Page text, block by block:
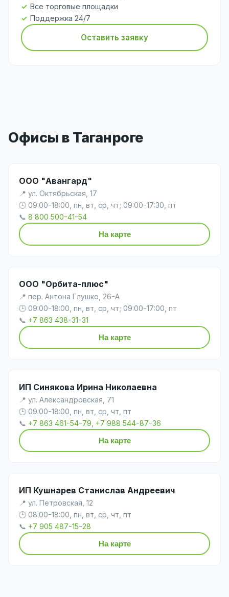
Все торговые площадки
Поддержка 24/7
Оставить заявку
Офисы в Таганроге
ООО "Авангард"
📍 ул. Октябрьская, 17
🕒 09:00-18:00, пн, вт, ср, чт; 09:00-17:30, пт
📞 8 800 500-41-54
На карте
ООО "Орбита-плюс"
📍 пер. Антона Глушко, 26-А
🕒 09:00-18:00, пн, вт, ср, чт; 09:00-17:00, пт
📞 +7 863 438-31-31
На карте
ИП Синякова Ирина Николаевна
📍 ул. Александровская, 71
🕒 09:00-18:00, пн, вт, ср, чт, пт
📞 +7 863 461-54-79, +7 988 544-87-36
На карте
ИП Кушнарев Станислав Андреевич
📍 ул. Петровская, 12
🕒 08:00-18:00, пн, вт, ср, чт, пт
📞 +7 905 487-15-28
На карте